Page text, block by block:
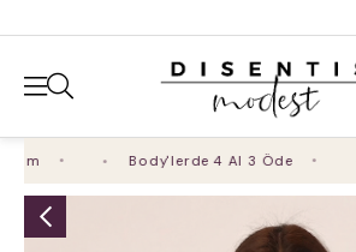
Body'lerde 4 Al 3 Öde